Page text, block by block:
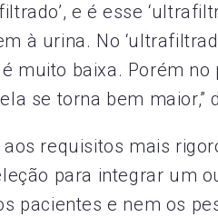
e é esse
à urina. No
muito baixa. Porém
se torna bem maior,”
requisitos mais
para integrar um
pacientes e nem os